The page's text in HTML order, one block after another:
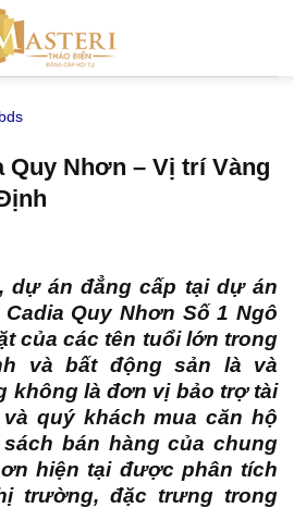
Quy Nhơn – Vị trí Vàng
dự án đẳng cấp tại dự án
Quy Nhơn Số 1 Ngô
của các tên tuổi lớn trong
và bất động sản là và
không là đơn vị bảo trợ tài
quý khách mua căn hộ
bán hàng của chung
hiện tại được phân tích
trường, đặc trưng trong